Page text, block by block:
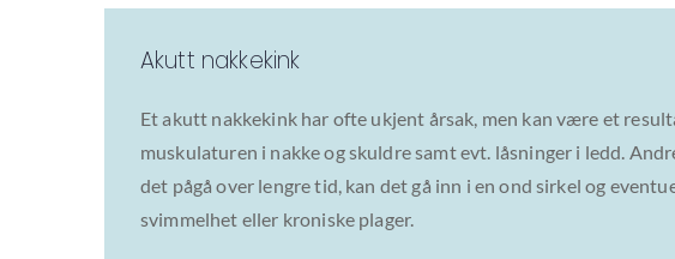
Akutt nakkekink
Et akutt nakkekink har ofte ukjent årsak, men kan være et
muskulaturen i nakke og skuldre samt evt. låsninger i ledd.
det pågå over lengre tid, kan det gå inn i en ond sirkel og
svimmelhet eller kroniske plager.